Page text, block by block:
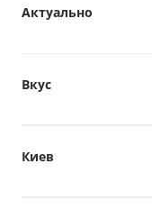
Актуально
Вкус
Киев